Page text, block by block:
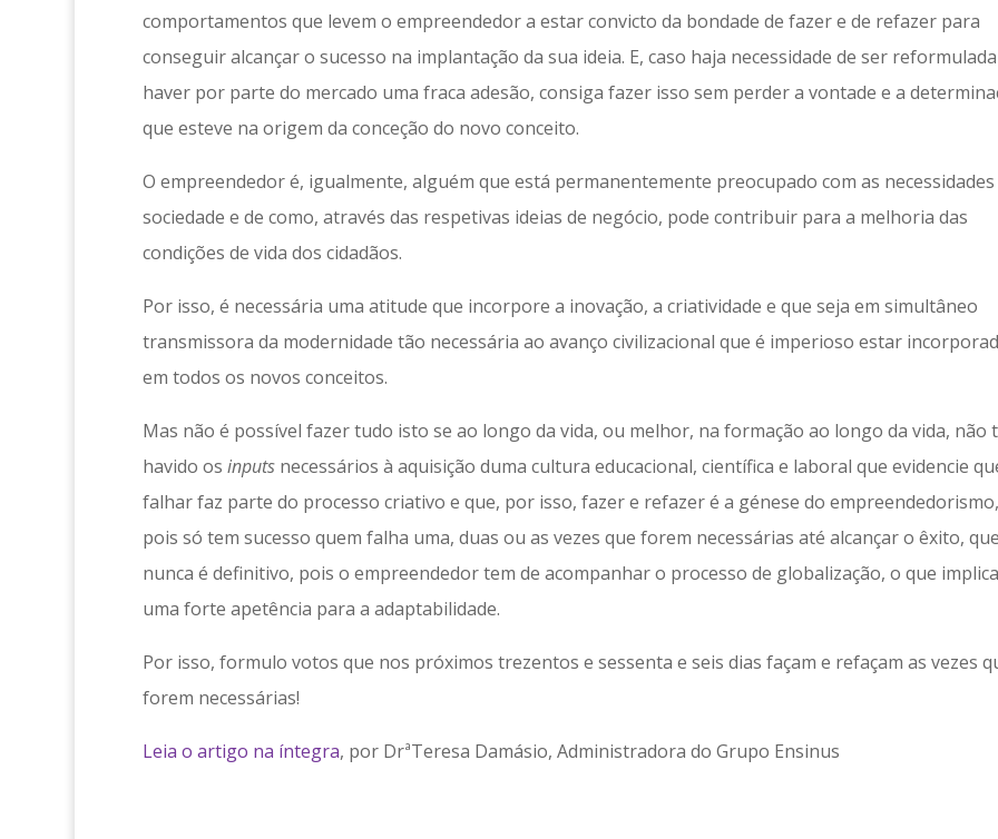
comportamentos que levem o empreendedor a estar convicto da bondade de fazer e de refazer para
conseguir alcançar o sucesso na implantação da sua ideia. E, caso haja necessidade de ser
haver por parte do mercado uma fraca adesão, consiga fazer isso sem perder a vontade e a
que esteve na origem da conceção do novo conceito.
O empreendedor é, igualmente, alguém que está permanentemente preocupado com as necessidades
sociedade e de como, através das respetivas ideias de negócio, pode contribuir para a melhoria das
condições de vida dos cidadãos.
Por isso, é necessária uma atitude que incorpore a inovação, a criatividade e que seja em simultâneo
transmissora da modernidade tão necessária ao avanço civilizacional que é imperioso estar
em todos os novos conceitos.
Mas não é possível fazer tudo isto se ao longo da vida, ou melhor, na formação ao longo da vida, não
havido os inputsnecessários à aquisição duma cultura educacional, científica e laboral que evidencie
falhar faz parte do processo criativo e que, por isso, fazer e refazer é a génese do empreendedorismo,
pois só tem sucesso quem falha uma, duas ou as vezes que forem necessárias até alcançar o êxito,
nunca é definitivo, pois o empreendedor tem de acompanhar o processo de globalização, o que implica
uma forte apetência para a adaptabilidade.
Por isso, formulo votos que nos próximos trezentos e sessenta e seis dias façam e refaçam as vezes
forem necessárias!
Leia o artigo na íntegra, por DrªTeresa Damásio, Administradora do Grupo Ensinus